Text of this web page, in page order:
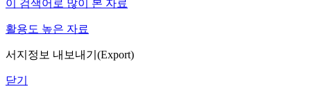
이 검색어로 많이 본 자료
활용도 높은 자료
서지정보 내보내기(Export)
닫기